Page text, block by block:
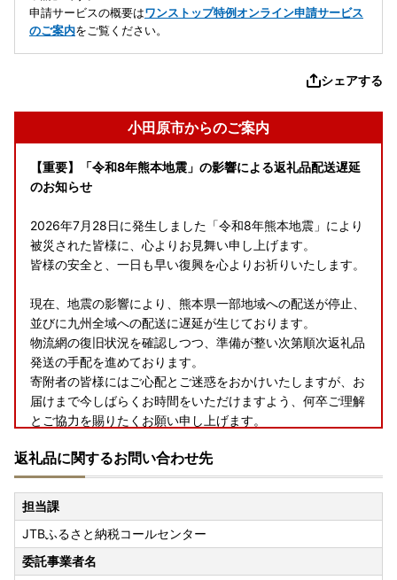
申請サービスの概要はワンストップ特例オンライン申請サービス
のご案内をご覧ください。
シェアする
小田原市からのご案内
【重要】「令和8年熊本地震」の影響による返礼品配送遅延
のお知らせ
2026年7月28日に発生しました「令和8年熊本地震」により
被災された皆様に、心よりお見舞い申し上げます。
皆様の安全と、一日も早い復興を心よりお祈りいたします。
現在、地震の影響により、熊本県一部地域への配送が停止、
並びに九州全域への配送に遅延が生じております。
物流網の復旧状況を確認しつつ、準備が整い次第順次返礼品
発送の手配を進めております。
寄附者の皆様にはご心配とご迷惑をおかけいたしますが、お
届けまで今しばらくお時間をいただけますよう、何卒ご理解
とご協力を賜りたくお願い申し上げます。
返礼品に関するお問い合わせ先
担当課
JTBふるさと納税コールセンター
委託事業者名